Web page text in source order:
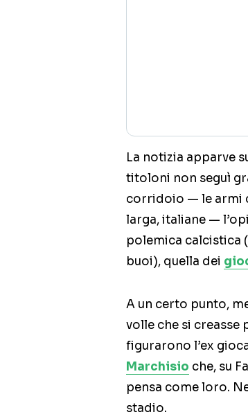
La notizia apparve
titoloni non seguì
corridoio — le armi
larga, italiane —
polemica calcistica
buoi), quella dei
A un certo punto,
volle che si creasse
figurarono l’ex
Marchisio che, su
pensa come loro.
stadio.